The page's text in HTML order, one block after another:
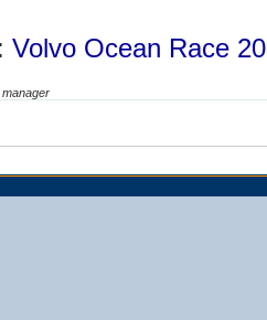
Volvo Ocean Race
manager